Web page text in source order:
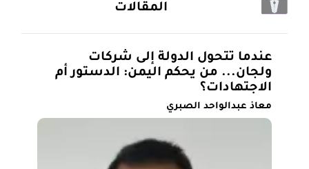
المقالات
عندما تتحول الدولة إلى شركات
ولجان... من يحكم اليمن: الدستور أم
الاجتهادات؟
معاذ عبدالواحد الصبري